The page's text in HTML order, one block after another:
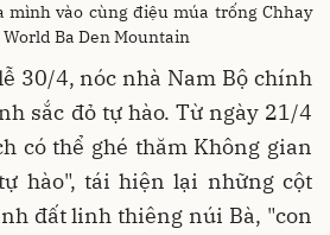
mình vào cùng điệu múa trống Chhay
Ba Den Mountain
30/4, nóc nhà Nam Bộ chính
sắc đỏ tự hào. Từ ngày 21/4
có thể ghé thăm Không gian
hào", tái hiện lại những cột
đất linh thiêng núi Bà, "con